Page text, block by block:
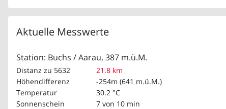
Aktuelle Messwerte
Station: Buchs / Aarau, 387 m.ü.M.
Distanz zu 5632
21.8 km
Höhendifferenz
-254m (641 m.ü.M.)
Temperatur
30.2 °C
Sonnenschein
7 von 10 min